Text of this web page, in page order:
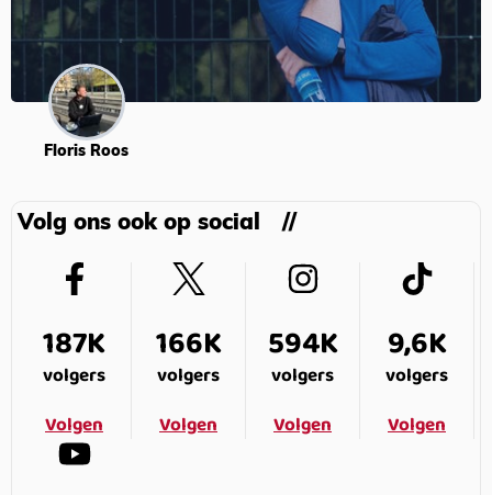
Floris Roos
Volg ons ook op social
187K
volgers
Volgen
166K
volgers
Volgen
594K
volgers
Volgen
9,6K
volgers
Volgen